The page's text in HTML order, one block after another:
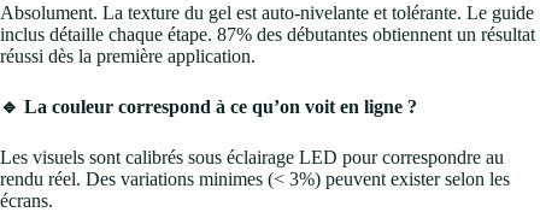
Absolument. La texture du gel est auto-nivelante et tolérante. Le guide
inclus détaille chaque étape. 87% des débutantes obtiennent un résultat
réussi dès la première application.
🔹 La couleur correspond à ce qu’on voit en ligne ?
Les visuels sont calibrés sous éclairage LED pour correspondre au
rendu réel. Des variations minimes (< 3%) peuvent exister selon les
écrans.